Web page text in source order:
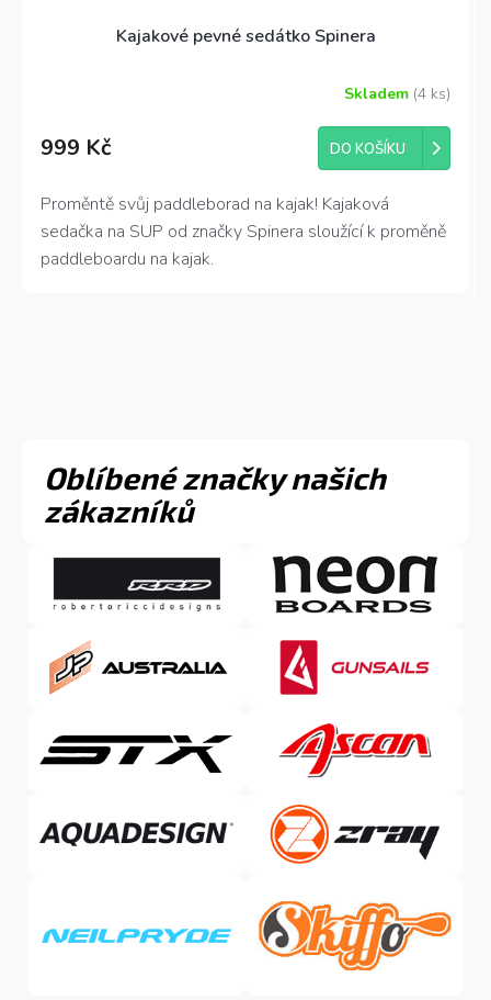
Kajakové pevné sedátko Spinera
Skladem (4 ks)
999 Kč DO KOŠÍKU
Proměntě svůj paddleborad na kajak! Kajaková
sedačka na SUP od značky Spinera sloužící k proměně
paddleboardu na kajak.
Oblíbené značky našich
zákazníků